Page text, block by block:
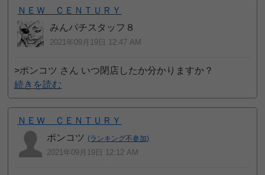
ＮＥＷ ＣＥＮＴＵＲＹ
みんパチスタッフ８
2021年09月19日 12:47 AM
>ポンコツ さん いつ閉店したか分かりますか？
続きを読む
ＮＥＷ ＣＥＮＴＵＲＹ
ポンコツ (ランキング不参加)
2021年09月19日 12:12 AM